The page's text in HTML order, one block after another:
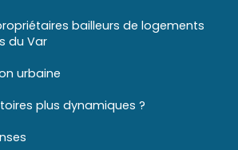
bailleurs de logements
du Var
urbaine
plus dynamiques ?